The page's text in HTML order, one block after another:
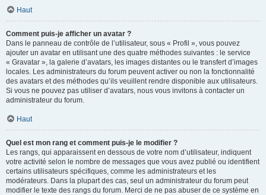
Haut
Comment puis-je afficher un avatar ?
Dans le panneau de contrôle de l’utilisateur, sous « Profil », vous pouvez
ajouter un avatar en utilisant une des quatre méthodes suivantes : le service
« Gravatar », la galerie d’avatars, les images distantes ou le transfert d’images
locales. Les administrateurs du forum peuvent activer ou non la fonctionnalité
des avatars et des méthodes qu’ils veuillent rendre disponible aux utilisateurs.
Si vous ne pouvez pas utiliser d’avatars, nous vous invitons à contacter un
administrateur du forum.
Haut
Quel est mon rang et comment puis-je le modifier ?
Les rangs, qui apparaissent en dessous de votre nom d’utilisateur, indiquent
votre activité selon le nombre de messages que vous avez publié ou identifient
certains utilisateurs spécifiques, comme les administrateurs et les
modérateurs. Dans la plupart des cas, seul un administrateur du forum peut
modifier le texte des rangs du forum. Merci de ne pas abuser de ce système en